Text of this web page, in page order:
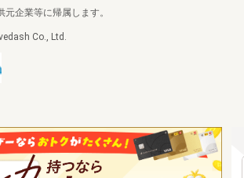
企業等に帰属します。
Co., Ltd.